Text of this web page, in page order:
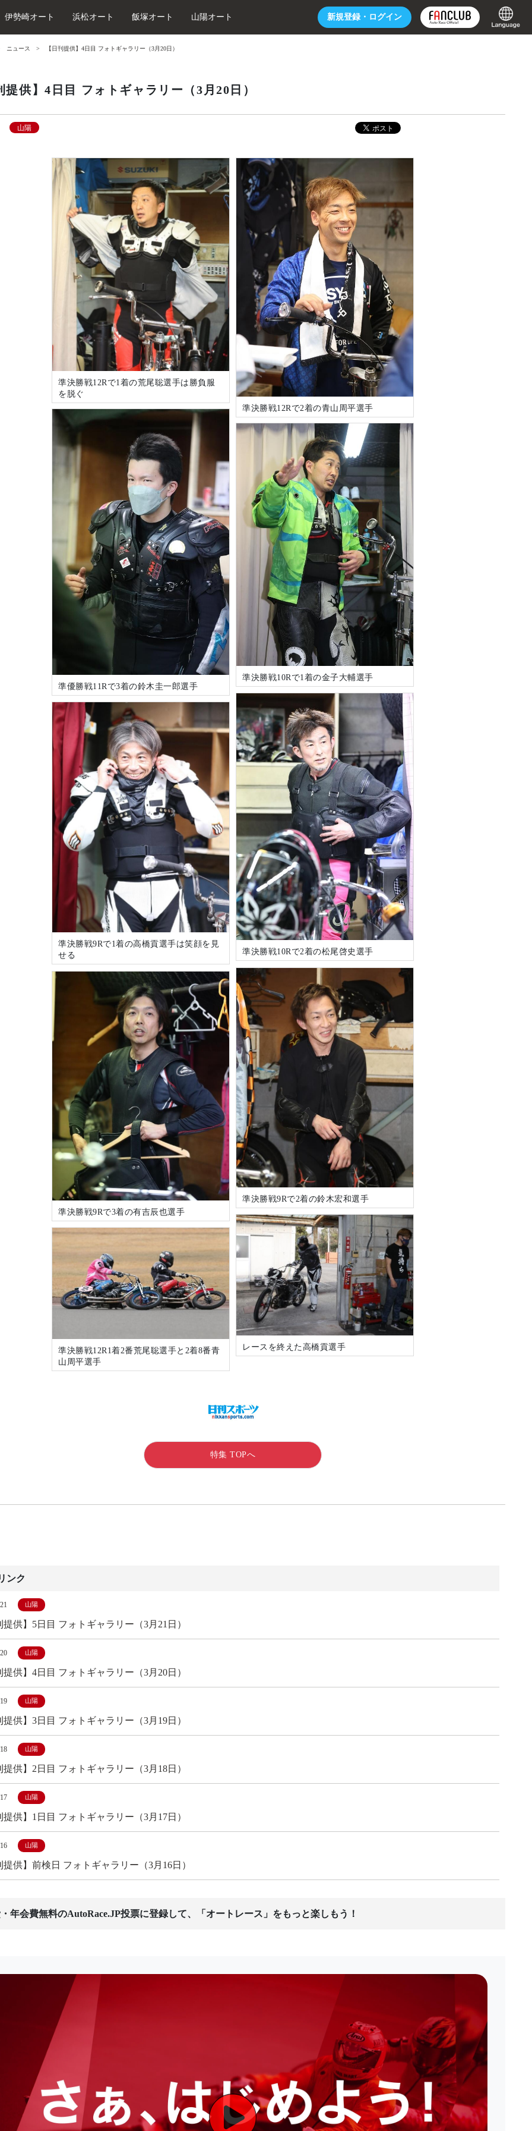
新規登録・ ログイン
伊勢崎オート 浜松オート 飯塚オート 山陽オート
ニュース 【日刊提供】4日目 フォトギャラリー（3月20日）
提供】4日目 フォトギャラリー（3月20日）
山陽
準決勝戦12Rで1着の荒尾聡選手は勝負服
を脱ぐ
準決勝戦12Rで2着の青山周平選手
準優勝戦11Rで3着の鈴木圭一郎選手
準決勝戦10Rで1着の金子大輔選手
準決勝戦10Rで2着の松尾啓史選手
準決勝戦9Rで1着の高橋貢選手は笑顔を見
せる
準決勝戦9Rで2着の鈴木宏和選手
準決勝戦9Rで3着の有吉辰也選手
レースを終えた高橋貢選手
準決勝戦12R1着2番荒尾聡選手と2着8番青
山周平選手
特集 TOPへ
ンク
山陽
提供】5日目 フォトギャラリー（3月21日）
山陽
提供】4日目 フォトギャラリー（3月20日）
山陽
提供】3日目 フォトギャラリー（3月19日）
山陽
提供】2日目 フォトギャラリー（3月18日）
山陽
提供】1日目 フォトギャラリー（3月17日）
山陽
提供】前検日 フォトギャラリー（3月16日）
年会費無料のAutoRace.JP投票に登録して、「オートレース」をもっと楽しもう！